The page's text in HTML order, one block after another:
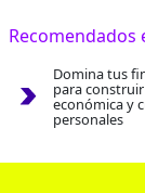
Recomendados
Domina tus
para
económica y
personales